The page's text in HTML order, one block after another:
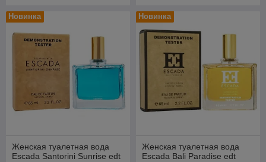
Новинка
Женская туалетная вода
Escada Santorini Sunrise edt
Новинка
Женская туалетная вода
Escada Bali Paradise edt